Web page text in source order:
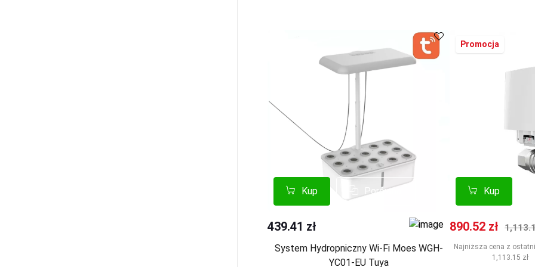
Kup Porównaj
Kup Porównaj
439.41 zł
System Hydropniczny Wi-Fi Moes WGH-
YC01-EU Tuya
Kup
Kup
Promocja
Cena
890.52 zł
Najniższa cena z
1,113.15 zł